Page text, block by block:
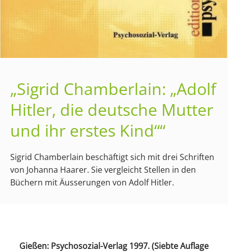
„Sigrid Chamberlain: „Adolf
Hitler, die deutsche Mutter
und ihr erstes Kind““
Sigrid Chamberlain beschäftigt sich mit drei Schriften
von Johanna Haarer. Sie vergleicht Stellen in den
Büchern mit Äusserungen von Adolf Hitler.
Gießen: Psychosozial-Verlag 1997. (Siebte Auflage